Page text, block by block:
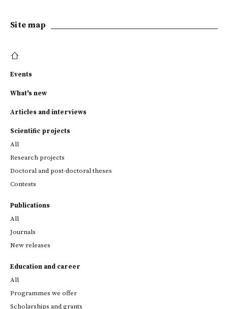
Site map
Events
What's new
Articles and interviews
Scientific projects
All
Research projects
Doctoral and post-doctoral theses
Contests
Publications
All
Journals
New releases
Education and career
All
Programmes we offer
Scholarships and grants